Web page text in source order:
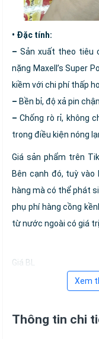
• Đặc tính:
– Sản xuất theo tiêu
nặng Maxell’s Super
kiềm với chi phí thấp
– Bền bỉ, độ xả pin
– Chống rò rỉ, không
trong điều kiện nóng
Giá sản phẩm trên
Bên cạnh đó, tuỳ
hàng mà có thể phát
phụ phí hàng cồng
từ nước ngoài có giá trị
Giá BL
Xem
Thông tin chi